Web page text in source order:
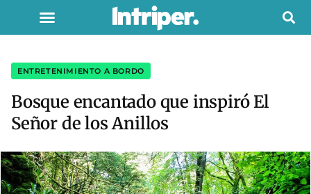
ENTRETENIMIENTO A BORDO
Bosque encantado que inspiró El
Señor de los Anillos